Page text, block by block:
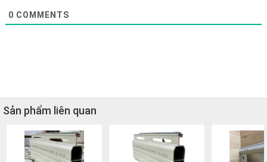
0 COMMENTS
Sản phẩm liên quan